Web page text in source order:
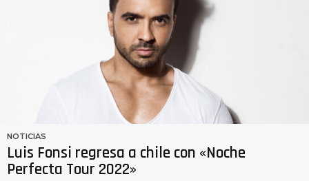
o
NOTICIAS
Luis Fonsi regresa a chile con «Noche
Perfecta Tour 2022»